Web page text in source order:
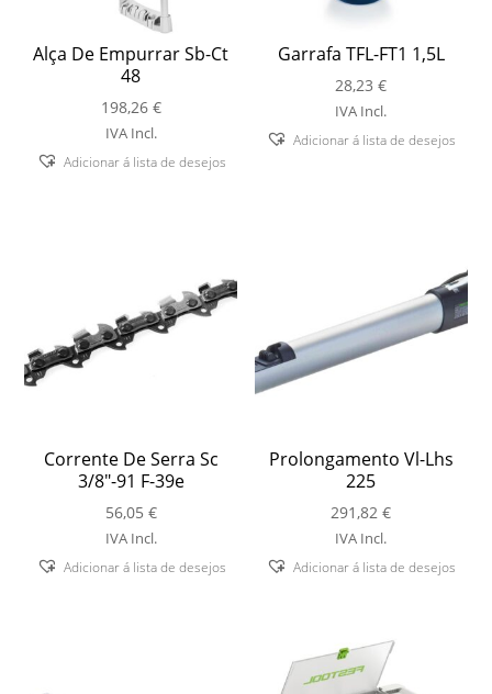
Alça De Empurrar Sb-Ct
48
198,26 €
IVA Incl.
Adicionar á lista de desejos
Garrafa TFL-FT1 1,5L
28,23€
IVA Incl.
Adicionar á lista de desejos
Corrente De Serra Sc
3/8″-91 F-39e
56,05 €
IVA Incl.
Adicionar á lista de desejos
Prolongamento Vl-Lhs
225
291,82€
IVA Incl.
Adicionar á lista de desejos